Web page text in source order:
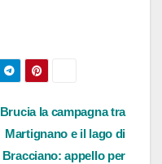
Brucia la campagna tra
Martignano e il lago di
Bracciano: appello per